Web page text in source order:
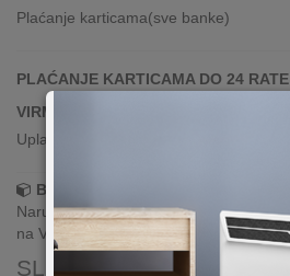
Plaćanje karticama(sve banke)
PLAĆANJE KARTICAMA DO 24 RATE
VIRMANSKO PLAĆANJE
Uplata po predračunu putem banke
Brza dostava!
Narudžbe zaprimljene radnim danima
na Vašoj adresi paket je već za
SLIČNI PROIZVODI